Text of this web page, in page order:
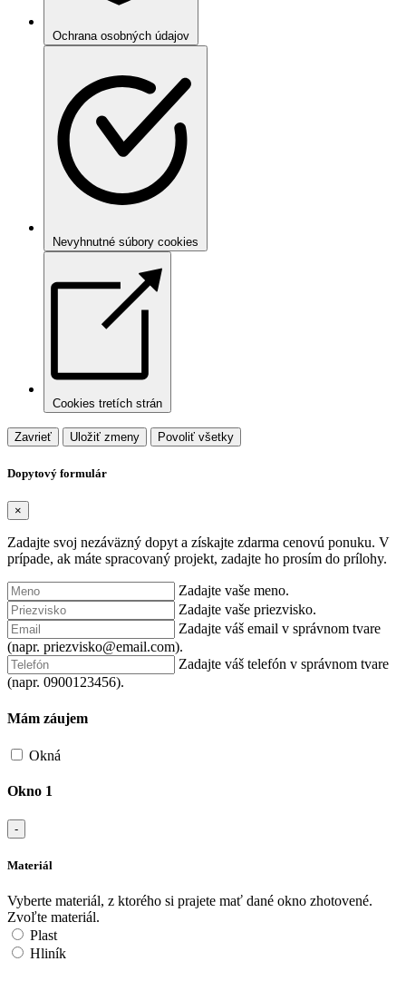
Ochrana osobných údajov
Nevyhnutné súbory cookies
Cookies tretích strán
Zavrieť Uložiť zmeny Povoliť všetky
Dopytový formulár
×
Zadajte svoj nezáväzný dopyt a získajte zdarma cenovú ponuku. V
prípade, ak máte spracovaný projekt, zadajte ho prosím do prílohy.
Zadajte vaše meno.
Zadajte vaše priezvisko.
Zadajte váš email v správnom tvare
(napr. priezvisko@email.com).
Zadajte váš telefón v správnom tvare
(napr. 0900123456).
Mám záujem
Okná
Okno 1
-
Materiál
Vyberte materiál, z ktorého si prajete mať dané okno zhotovené.
Zvoľte materiál.
Plast
Hliník